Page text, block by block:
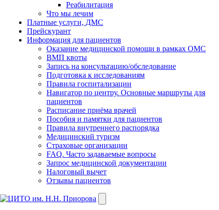
Реабилитация
Что мы лечим
Платные услуги, ДМС
Прейскурант
Информация для пациентов
Оказание медицинской помощи в рамках ОМС
ВМП квоты
Запись на консультацию/обследование
Подготовка к исследованиям
Правила госпитализации
Навигатор по центру. Основные маршруты для
пациентов
Расписание приёма врачей
Пособия и памятки для пациентов
Правила внутреннего распорядка
Медицинский туризм
Страховые организации
FAQ. Часто задаваемые вопросы
Запрос медицинской документации
Налоговый вычет
Отзывы пациентов